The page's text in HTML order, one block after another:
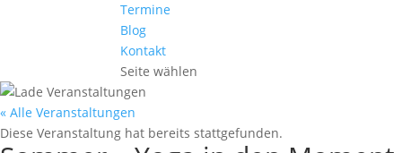
Termine
Blog
Kontakt
Seite wählen
« Alle Veranstaltungen
Diese Veranstaltung hat bereits stattgefunden.